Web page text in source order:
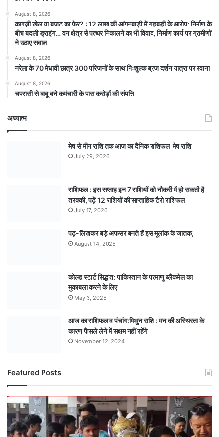
August 8, 2026
कागज़ी खेल या बजट का फेर? : 12 लाख की आंगनबाड़ी में गड़बड़ी के आरोप: निर्माण के
बीच बदली ड्राइंग… वन क्षेत्र से पत्थर निकालने का भी विवाद, निर्माण कार्य पर ग्रामीणों
ने उठाए सवाल
August 8, 2026
नरेला के 70 मेधावी छात्र 300 परिजनों के साथ निःशुल्क ब्रज दर्शन यात्रा पर रवाना
August 8, 2026
चपरासी से बाबू बने कर्मचारी के पास करोड़ों की संपत्ति
अध्यात्म
मेष से मीन राशि तक आज का दैनिक राशिफल मेष राशि
July 29, 2026
राशिफल : इस सप्ताह इन 7 राशियों को नौकरी में हो सकती है
तरक्की, पढ़ें 12 राशियों की साप्ताहिक टैरो राशिफल
July 17, 2026
पढ़-लिखकर बड़े अफसर बनते हैं इस मूलांक के जातक,
August 14, 2025
कोल्ड स्टार्ट सिद्धांत: पाकिस्तान के परमाणु ब्लैकमेल का
मुकाबला करने के लिए
May 3, 2025
आज का राशिफल व पंचांग:मिथुन राशि : मन की अस्थिरता के
कारण फैसले लेने में सक्षम नहीं रहेंगे
November 12, 2024
Featured Posts
अंडर-15
टीम
बनी